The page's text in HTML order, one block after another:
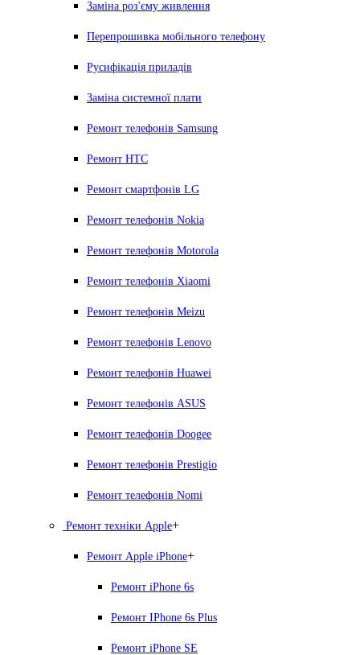
Заміна роз'єму живлення
Перепрошивка мобільного телефону
Русифікація приладів
Заміна системної плати
Ремонт телефонів Samsung
Ремонт HTC
Ремонт смартфонів LG
Ремонт телефонів Nokia
Ремонт телефонів Motorola
Ремонт телефонів Xiaomi
Ремонт телефонів Meizu
Ремонт телефонів Lenovo
Ремонт телефонів Huawei
Ремонт телефонів ASUS
Ремонт телефонів Doogee
Ремонт телефонів Prestigio
Ремонт телефонів Nomi
Ремонт техніки Apple+
Ремонт Apple iPhone+
Ремонт iPhone 6s
Ремонт IPhone 6s Plus
Ремонт iPhone SE